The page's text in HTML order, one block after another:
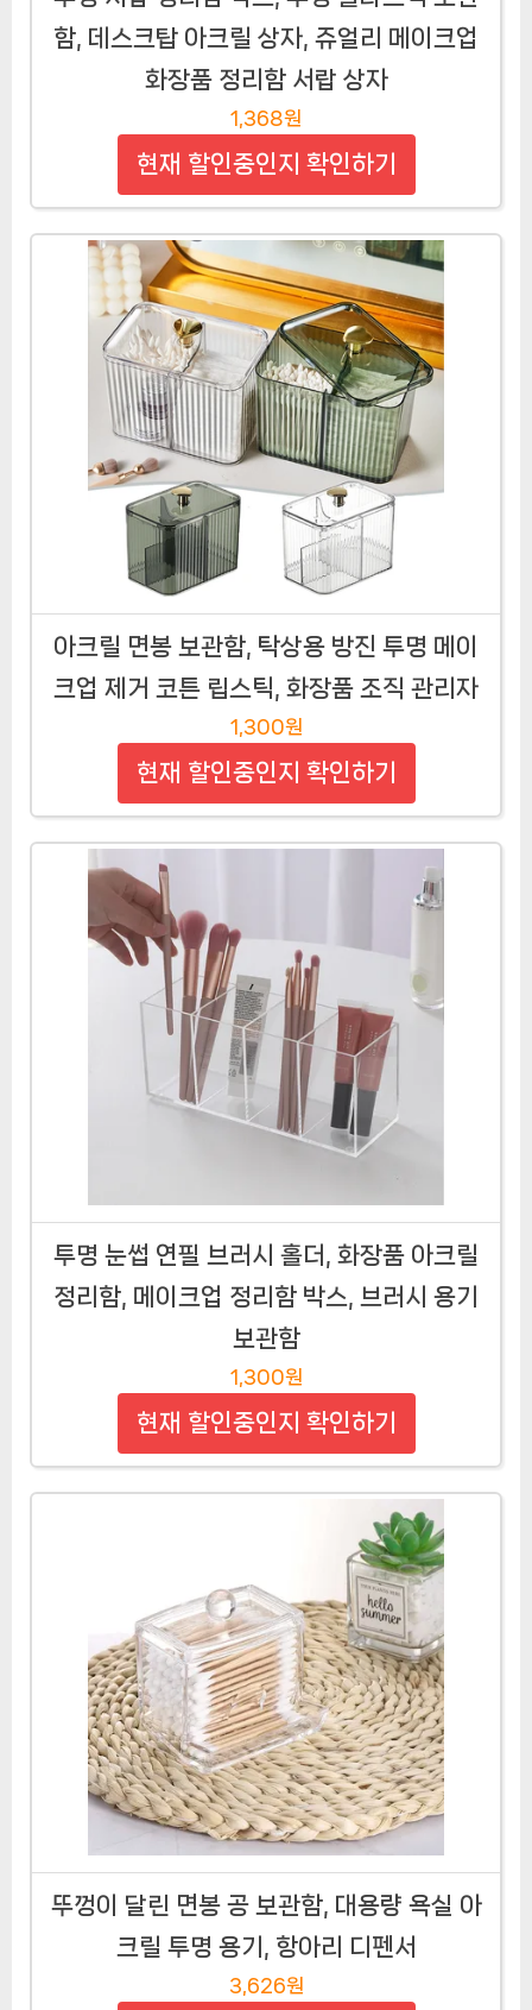
함, 데스크탑 아크릴 상자, 쥬얼리 메이크업
화장품 정리함 서랍 상자
1,368원
현재 할인중인지 확인하기
아크릴 면봉 보관함, 탁상용 방진 투명 메이
크업 제거 코튼 립스틱, 화장품 조직 관리자
1,300원
현재 할인중인지 확인하기
투명 눈썹 연필 브러시 홀더, 화장품 아크릴
정리함, 메이크업 정리함 박스, 브러시 용기
보관함
1,300원
현재 할인중인지 확인하기
뚜껑이 달린 면봉 공 보관함, 대용량 욕실 아
크릴 투명 용기, 항아리 디펜서
3,626원